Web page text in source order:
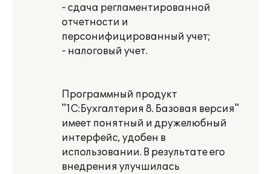
- сдача регламентированной
отчетности и
персонифицированный учет;
- налоговый учет.
Программный продукт
"1С:Бухгалтерия 8. Базовая версия"
имеет понятный и дружелюбный
интерфейс, удобен в
использовании. В результате его
внедрения улучшилась